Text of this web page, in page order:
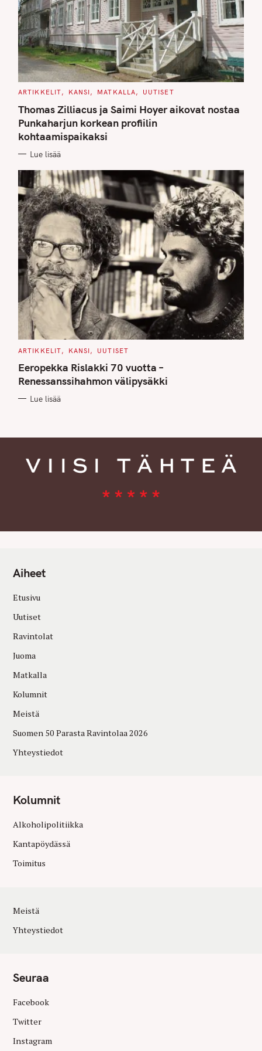
C
T
E
G
O
R
I
S
ARTIKKELIT KANSI MATKALLA UUTISET
Thomas Zilliacus ja Saimi Hoyer aikovat nostaa
Punkaharjun korkean profiilin
kohtaamispaikaksi
Lue lisää
C
T
E
G
O
I
ARTIKKELIT KANSI UUTISET
Eeropekka Rislakki 70 vuotta –
Renessanssihahmon välipysäkki
Lue lisää
Aiheet
Etusivu
Uutiset
Ravintolat
Juoma
Matkalla
Kolumnit
Meistä
Suomen 50 Parasta Ravintolaa 2026
Yhteystiedot
Kolumnit
Alkoholipolitiikka
Kantapöydässä
Toimitus
Meistä
Yhteystiedot
Seuraa
Facebook
Twitter
Instagram